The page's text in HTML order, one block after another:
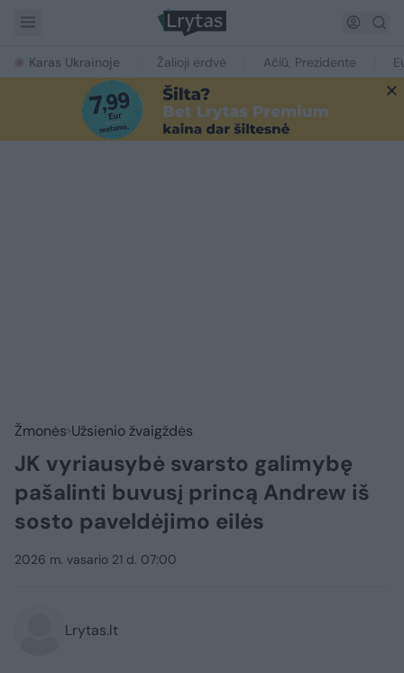
Karas Ukrainoje Žalioji erdvė Ačiū, Prezidente
Žmonės Užsienio žvaigždės
JK vyriausybė svarsto galimybę
pašalinti buvusį princą Andrew iš
sosto paveldėjimo eilės
2026 m. vasario 21 d. 07:00
Lrytas.lt